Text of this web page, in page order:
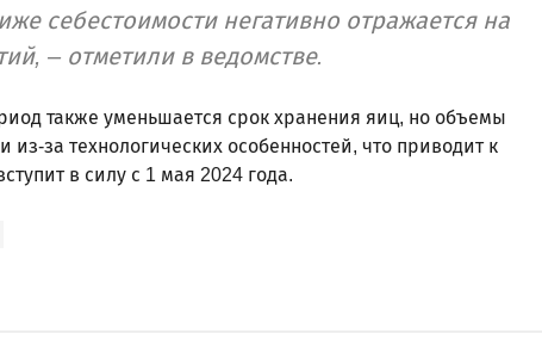
себестоимости негативно отражается на
– отметили в ведомстве.
также уменьшается срок хранения яиц, но объемы
за технологических особенностей, что приводит к
в силу с 1 мая 2024 года.